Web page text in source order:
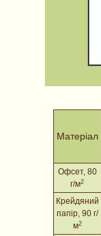
Матеріал
Офсет, 80
г/м2
Крейдяний
папір, 90 г/
м2